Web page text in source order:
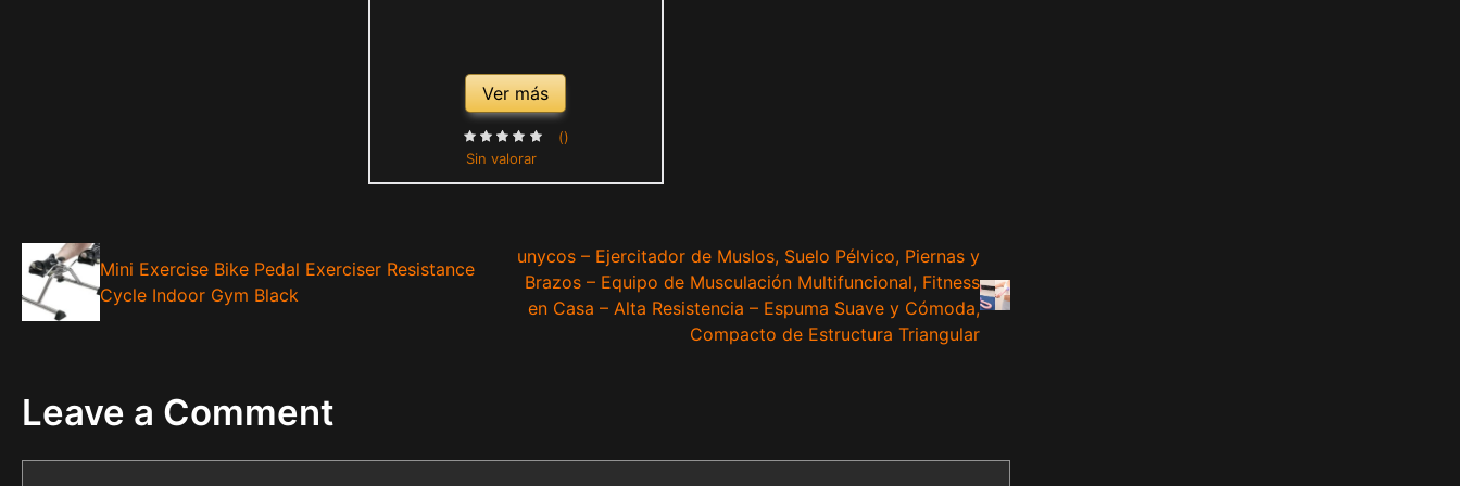
Ver más
Sin valorar
()
Mini Exercise Bike Pedal Exerciser Resistance
Cycle Indoor Gym Black
unycos – Ejercitador de Muslos, Suelo Pélvico, Piernas y
Brazos – Equipo de Musculación Multifuncional, Fitness
en Casa – Alta Resistencia – Espuma Suave y Cómoda,
Compacto de Estructura Triangular
Leave a Comment